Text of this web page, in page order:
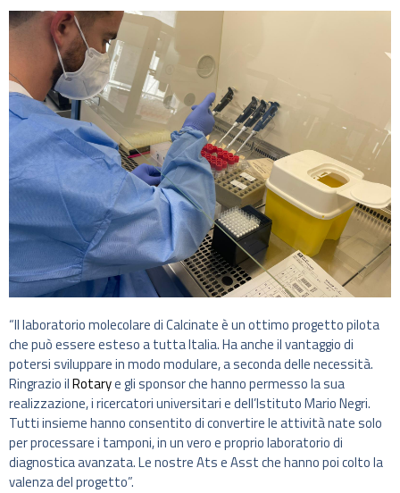
“Il laboratorio molecolare di Calcinate è un ottimo progetto pilota
che può essere esteso a tutta Italia. Ha anche il vantaggio di
potersi sviluppare in modo modulare, a seconda delle necessità.
Ringrazio ilRotarye gli sponsor che hanno permesso la sua
realizzazione, i ricercatori universitari e dell’Istituto Mario Negri.
Tutti insieme hanno consentito di convertire le attività nate solo
per processare i tamponi, in un vero e proprio laboratorio di
diagnostica avanzata. Le nostre Ats e Asst che hanno poi colto la
valenza del progetto”.